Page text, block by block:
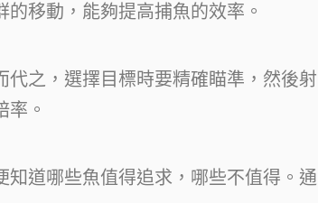
移動，能夠提高捕魚的效率。
之，選擇目標時要精確瞄準，然後射
。
道哪些魚值得追求，哪些不值得。通